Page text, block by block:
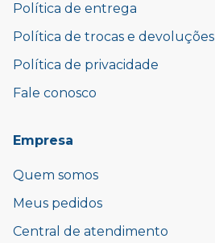
Política de entrega
Política de trocas e devoluções
Política de privacidade
Fale conosco
Empresa
Quem somos
Meus pedidos
Central de atendimento